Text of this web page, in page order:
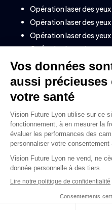
Opération laser des
Opération laser des
Opération laser des yeux
Opération laser des yeux
Opération laser des yeux
Opération laser des
Opération laser des yeux
Opération laser des yeux
Opération laser des
Opération laser des
Opération laser des yeux
|